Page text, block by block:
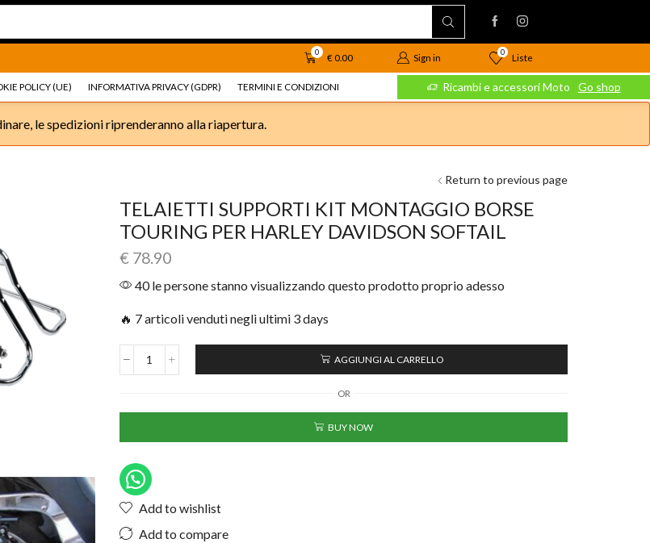
0
€0.00 Sign in
0
Liste
POLICY (UE) INFORMATIVA PRIVACY (GDPR) TERMINI E CONDIZIONI
Moto Go shop Ricambi e accessori Moto Go shop Ricambi e accessori Moto Go shop
le spedizioni riprenderanno alla riapertura.
Return to previous page
TELAIETTI SUPPORTI KIT MONTAGGIO BORSE
TOURING PER HARLEY DAVIDSON SOFTAIL
€ 78.90
40 le persone stanno visualizzando questo prodotto proprio adesso
🔥 7 articoli venduti negli ultimi 3 days
AGGIUNGI AL CARRELLO
OR
BUY NOW
Add to wishlist
Add to compare